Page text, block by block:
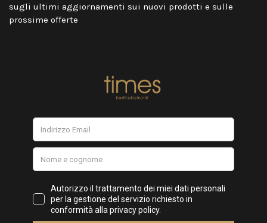
sugli ultimi aggiornamenti sui nuovi prodotti e sulle
prossime offerte